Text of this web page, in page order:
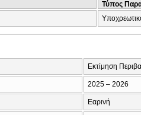
Τύπος
Εκτίμηση
2025 – 2026
Εαρινή